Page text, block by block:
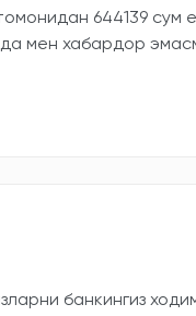
644139 сум
мен хабардор
банкингиз